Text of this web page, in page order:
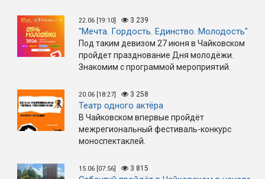
22.06 [19:10] 3 239
"Мечта. Гордость. Единство. Молодость"
Под таким девизом 27 июня в Чайковском
пройдет празднование Дня молодёжи.
Знакомим с программой мероприятий.
20.06 [18:27] 3 258
Театр одного актёра
В Чайковском впервые пройдёт
межрегиональный фестиваль-конкурс
моноспектаклей.
15.06 [07:56] 3 815